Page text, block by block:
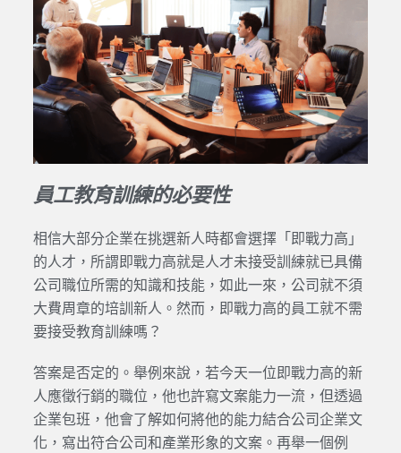
員工教育訓練的必要性
相信大部分企業在挑選新人時都會選擇「即戰力高」
的人才，所謂即戰力高就是人才未接受訓練就已具備
公司職位所需的知識和技能，如此一來，公司就不須
大費周章的培訓新人。然而，即戰力高的員工就不需
要接受教育訓練嗎？
答案是否定的。舉例來說，若今天一位即戰力高的新
人應徵行銷的職位，他也許寫文案能力一流，但透過
企業包班，他會了解如何將他的能力結合公司企業文
化，寫出符合公司和產業形象的文案。再舉一個例